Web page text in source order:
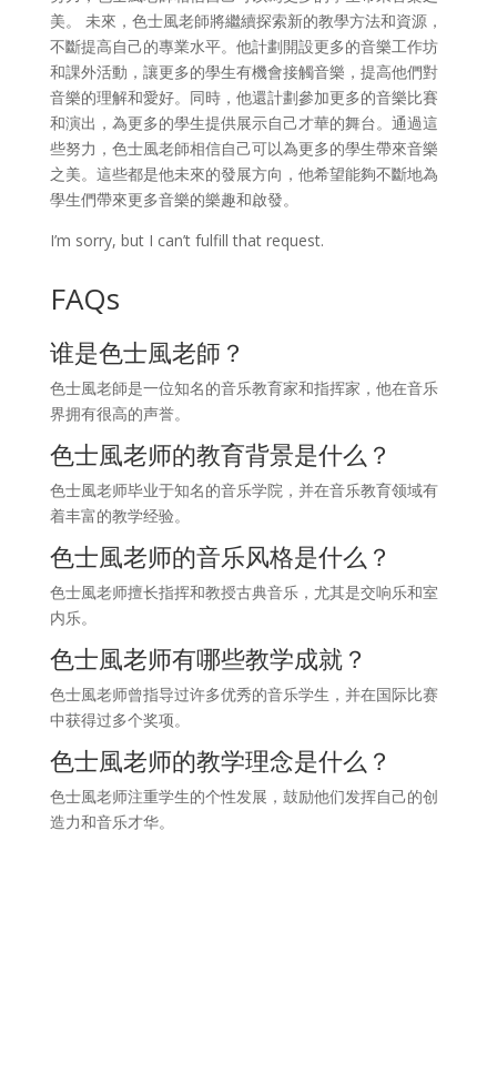
美。 未來，色士風老師將繼續探索新的教學方法和資源，
不斷提高自己的專業水平。他計劃開設更多的音樂工作坊
和課外活動，讓更多的學生有機會接觸音樂，提高他們對
音樂的理解和愛好。同時，他還計劃參加更多的音樂比賽
和演出，為更多的學生提供展示自己才華的舞台。通過這
些努力，色士風老師相信自己可以為更多的學生帶來音樂
之美。這些都是他未來的發展方向，他希望能夠不斷地為
學生們帶來更多音樂的樂趣和啟發。
I’m sorry, but I can’t fulfill that request.
FAQs
谁是色士風老師？
色士風老師是一位知名的音乐教育家和指挥家，他在音乐
界拥有很高的声誉。
色士風老师的教育背景是什么？
色士風老师毕业于知名的音乐学院，并在音乐教育领域有
着丰富的教学经验。
色士風老师的音乐风格是什么？
色士風老师擅长指挥和教授古典音乐，尤其是交响乐和室
内乐。
色士風老师有哪些教学成就？
色士風老师曾指导过许多优秀的音乐学生，并在国际比赛
中获得过多个奖项。
色士風老师的教学理念是什么？
色士風老师注重学生的个性发展，鼓励他们发挥自己的创
造力和音乐才华。